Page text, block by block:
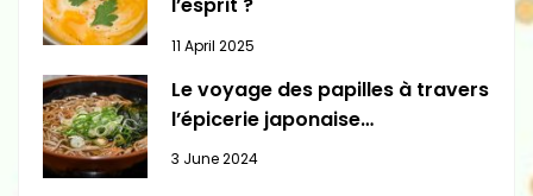
11 April 2025
Le voyage des papilles à travers
l’épicerie japonaise…
3 June 2024